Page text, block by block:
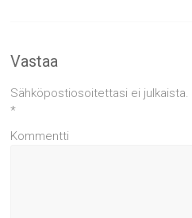
Vastaa
Sähköpostiosoitettasi ei julkaista.
*
Kommentti